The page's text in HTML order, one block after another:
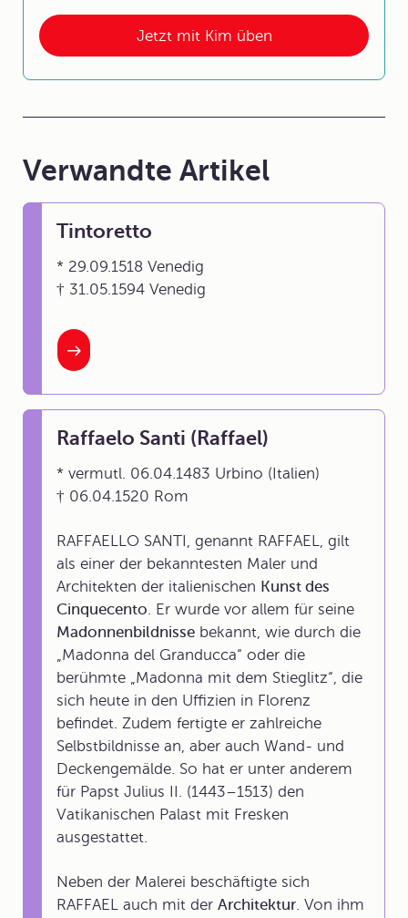
Jetzt mit Kim üben
Verwandte Artikel
Tintoretto
* 29.09.1518 Venedig
† 31.05.1594 Venedig
Raffaelo Santi (Raffael)
* vermutl. 06.04.1483 Urbino (Italien)
† 06.04.1520 Rom
RAFFAELLO SANTI, genannt RAFFAEL, gilt
als einer der bekanntesten Maler und
Architekten der italienischen Kunst des
Cinquecento. Er wurde vor allem für seine
Madonnenbildnisse bekannt, wie durch die
„Madonna del Granducca“ oder die
berühmte „Madonna mit dem Stieglitz“, die
sich heute in den Uffizien in Florenz
befindet. Zudem fertigte er zahlreiche
Selbstbildnisse an, aber auch Wand- und
Deckengemälde. So hat er unter anderem
für Papst Julius II. (1443–1513) den
Vatikanischen Palast mit Fresken
ausgestattet.
Neben der Malerei beschäftigte sich
RAFFAEL auch mit der Architektur. Von ihm